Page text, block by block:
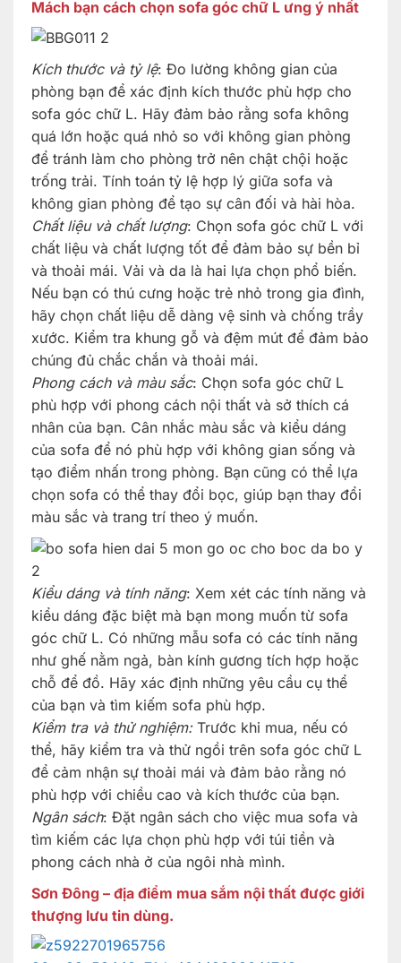
Mách bạn cách chọn sofa góc chữ L ưng ý nhất
Kích thước và tỷ lệ: Đo lường không gian của
phòng bạn để xác định kích thước phù hợp cho
sofa góc chữ L. Hãy đảm bảo rằng sofa không
quá lớn hoặc quá nhỏ so với không gian phòng
để tránh làm cho phòng trở nên chật chội hoặc
trống trải. Tính toán tỷ lệ hợp lý giữa sofa và
không gian phòng để tạo sự cân đối và hài hòa.
Chất liệu và chất lượng: Chọn sofa góc chữ L với
chất liệu và chất lượng tốt để đảm bảo sự bền bỉ
và thoải mái. Vải và da là hai lựa chọn phổ biến.
Nếu bạn có thú cưng hoặc trẻ nhỏ trong gia đình,
hãy chọn chất liệu dễ dàng vệ sinh và chống trầy
xước. Kiểm tra khung gỗ và đệm mút để đảm bảo
chúng đủ chắc chắn và thoải mái.
Phong cách và màu sắc: Chọn sofa góc chữ L
phù hợp với phong cách nội thất và sở thích cá
nhân của bạn. Cân nhắc màu sắc và kiểu dáng
của sofa để nó phù hợp với không gian sống và
tạo điểm nhấn trong phòng. Bạn cũng có thể lựa
chọn sofa có thể thay đổi bọc, giúp bạn thay đổi
màu sắc và trang trí theo ý muốn.
Kiểu dáng và tính năng: Xem xét các tính năng và
kiểu dáng đặc biệt mà bạn mong muốn từ sofa
góc chữ L. Có những mẫu sofa có các tính năng
như ghế nằm ngả, bàn kính gương tích hợp hoặc
chỗ để đồ. Hãy xác định những yêu cầu cụ thể
của bạn và tìm kiếm sofa phù hợp.
Kiểm tra và thử nghiệm:Trước khi mua, nếu có
thể, hãy kiểm tra và thử ngồi trên sofa góc chữ L
để cảm nhận sự thoải mái và đảm bảo rằng nó
phù hợp với chiều cao và kích thước của bạn.
Ngân sách: Đặt ngân sách cho việc mua sofa và
tìm kiếm các lựa chọn phù hợp với túi tiền và
phong cách nhà ở của ngôi nhà mình.
Sơn Đông – địa điểm mua sắm nội thất được giới
thượng lưu tin dùng.